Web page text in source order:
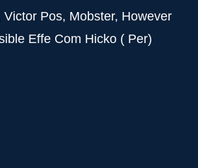
Pos, Mobster, However
Effe Com Hicko ( Per)